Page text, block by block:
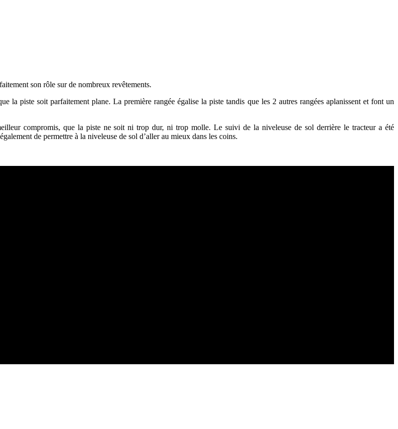
son rôle sur de nombreux revêtements.
la piste soit parfaitement plane. La première rangée égalise la piste tandis que les 2 autres rangées aplanissent et font un
compromis, que la piste ne soit ni trop dur, ni trop molle. Le suivi de la niveleuse de sol derrière le tracteur a été
de permettre à la niveleuse de sol d’aller au mieux dans les coins.